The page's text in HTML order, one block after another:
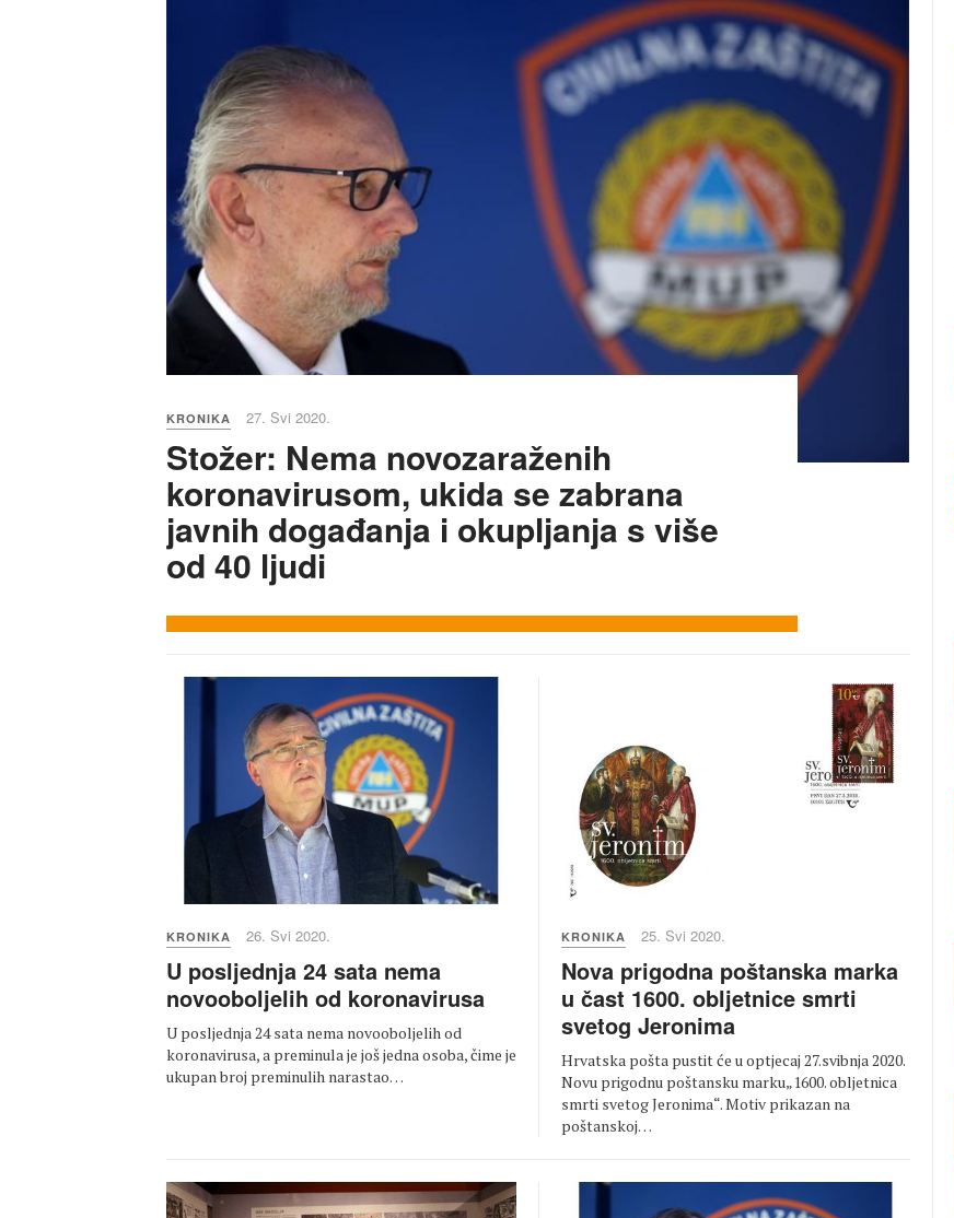
KRONIKA 27. Svi 2020.
Stožer: Nema novozaraženih
koronavirusom, ukida se zabrana
javnih događanja i okupljanja s više
od 40 ljudi
KRONIKA 26. Svi 2020.
U posljednja 24 sata nema
novooboljelih od koronavirusa
U posljednja 24 sata nema novooboljelih od
koronavirusa, a preminula je još jedna osoba, čime je
ukupan broj preminulih narastao…
KRONIKA 25. Svi 2020.
Nova prigodna poštanska marka
u čast 1600. obljetnice smrti
svetog Jeronima
Hrvatska pošta pustit će u optjecaj 27.svibnja 2020.
Novu prigodnu poštansku marku„1600. obljetnica
smrti svetog Jeronima“. Motiv prikazan na
poštanskoj…